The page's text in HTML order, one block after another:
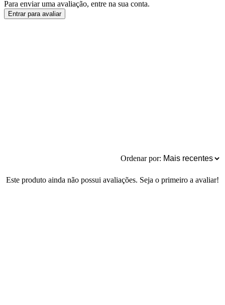
Para enviar uma avaliação, entre na sua conta.
Entrar para avaliar
Ordenar por:
Este produto ainda não possui avaliações. Seja o primeiro a avaliar!